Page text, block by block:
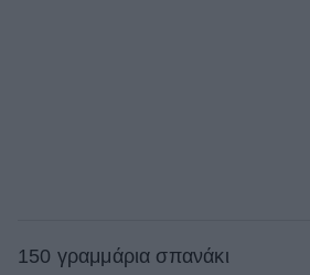
150 γραμμάρια σπανάκι